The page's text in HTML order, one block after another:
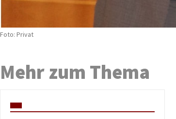
Foto: Privat
Mehr zum Thema